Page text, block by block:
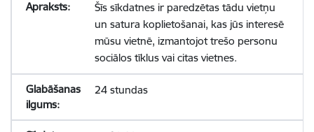
Šīs sīkdatnes ir paredzētas tādu vietņu
un satura koplietošanai, kas jūs interesē
mūsu vietnē, izmantojot trešo personu
sociālos tīklus vai citas vietnes.
24 stundas